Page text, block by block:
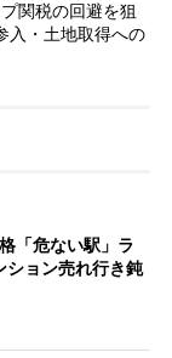
関税の回避を狙
入・土地取得への
「危ない駅」ラ
ション売れ行き鈍